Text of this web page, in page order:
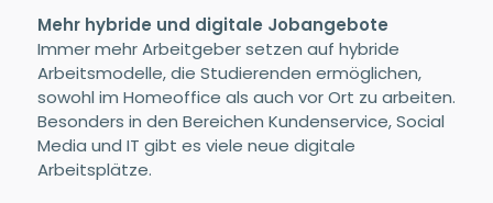
Mehr hybride und digitale Jobangebote
Immer mehr Arbeitgeber setzen auf hybride
Arbeitsmodelle, die Studierenden ermöglichen,
sowohl im Homeoffice als auch vor Ort zu arbeiten.
Besonders in den Bereichen Kundenservice, Social
Media und IT gibt es viele neue digitale
Arbeitsplätze.